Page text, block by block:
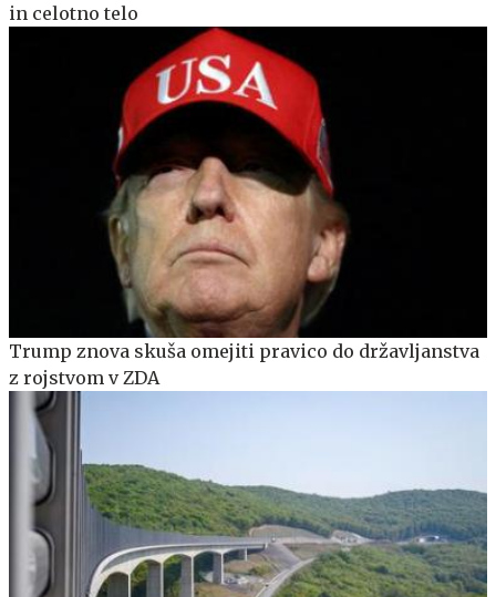
in celotno telo
Trump znova skuša omejiti pravico do državljanstva
z rojstvom v ZDA